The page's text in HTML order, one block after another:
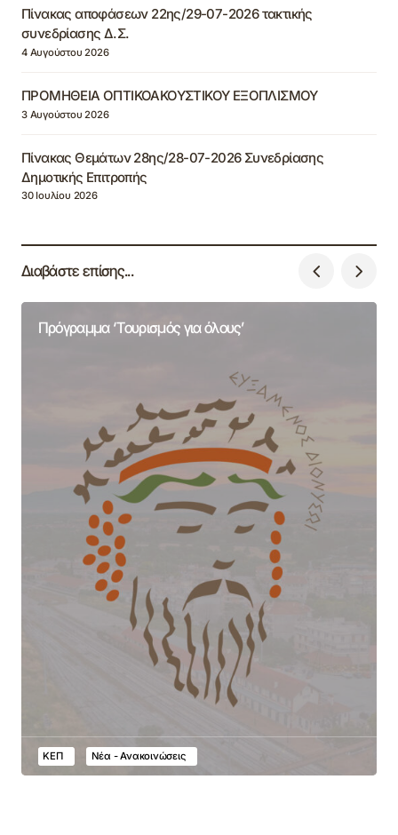
Πίνακας αποφάσεων 22ης/29-07-2026 τακτικής
συνεδρίασης Δ.Σ.
4 Αυγούστου 2026
ΠΡΟΜΗΘΕΙΑ ΟΠΤΙΚΟΑΚΟΥΣΤΙΚΟΥ ΕΞΟΠΛΙΣΜΟΥ
3 Αυγούστου 2026
Πίνακας Θεμάτων 28ης/28-07-2026 Συνεδρίασης
Δημοτικής Επιτροπής
30 Ιουλίου 2026
Διαβάστε επίσης...
Πρόγραμμα ‘Τουρισμός για όλους’
ΚΕΠ Νέα - Ανακοινώσεις